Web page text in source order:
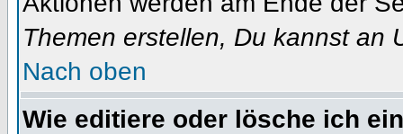
Themen erstellen, Du kannst an
Nach oben
Wie editiere oder lösche ich